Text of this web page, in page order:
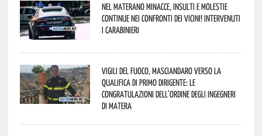
Nel materano minacce, insulti e molestie
continue nei confronti dei vicini! Intervenuti
i Carabinieri
Vigili del Fuoco, Masciandaro verso la
qualifica di Primo Dirigente: le
congratulazioni dell’Ordine degli Ingegneri
di Matera